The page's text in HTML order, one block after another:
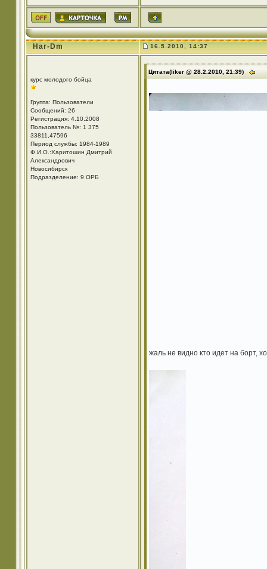
Har-Dm 16.5.2010, 14:37
курс молодого бойца
Группа: Пользователи
Сообщений: 26
Регистрация: 4.10.2008
Пользователь №: 1 375
33811,47596
Период службы: 1984-1989
Ф.И.О.:Харитошин Дмитрий
Александрович
Новосибирск
Подразделение: 9 ОРБ
Цитата(liker @ 28.2.2010, 21:39)
жаль не видно кто идет на борт,